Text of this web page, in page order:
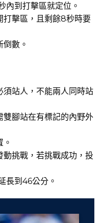
內到打擊區就定位。
打擊區，且剩餘8秒時要
數。
須站人，不能兩人同時站
雙腳站在有標記的內野外
動挑戰，若挑戰成功，投
長到46公分。